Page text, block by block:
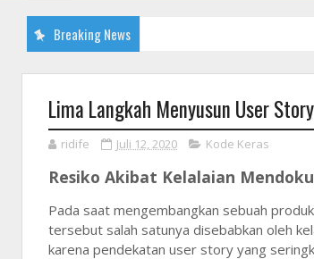
Breaking News
Lima Langkah Menyusun User
ridife Juli 12, 2020 Kode Keras
Resiko Akibat Kelalaian
Pada saat mengembangkan sebuah
tersebut salah satunya disebabkan oleh
karena pendekatan user story yang